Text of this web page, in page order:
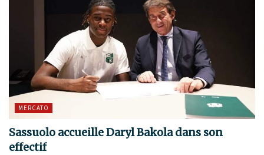
MERCATO
Sassuolo accueille Daryl Bakola dans son
effectif